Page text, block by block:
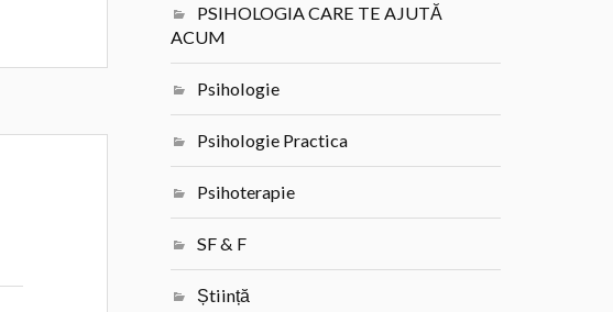
PSIHOLOGIA CARE TE AJUTĂ
ACUM
Psihologie
Psihologie Practica
Psihoterapie
SF & F
Știință